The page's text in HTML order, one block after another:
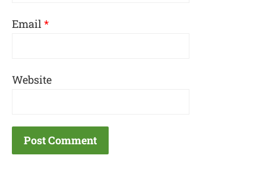
Email*
Website